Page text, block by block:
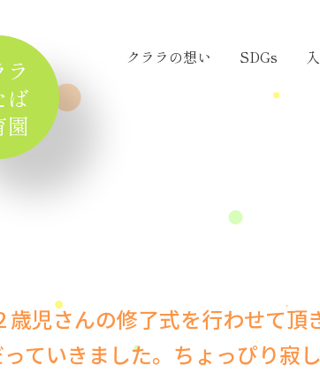
ラ
ば
園
クララの想い SDGs
児さんの修了式を行わせて頂
ていきました。ちょっぴり寂し